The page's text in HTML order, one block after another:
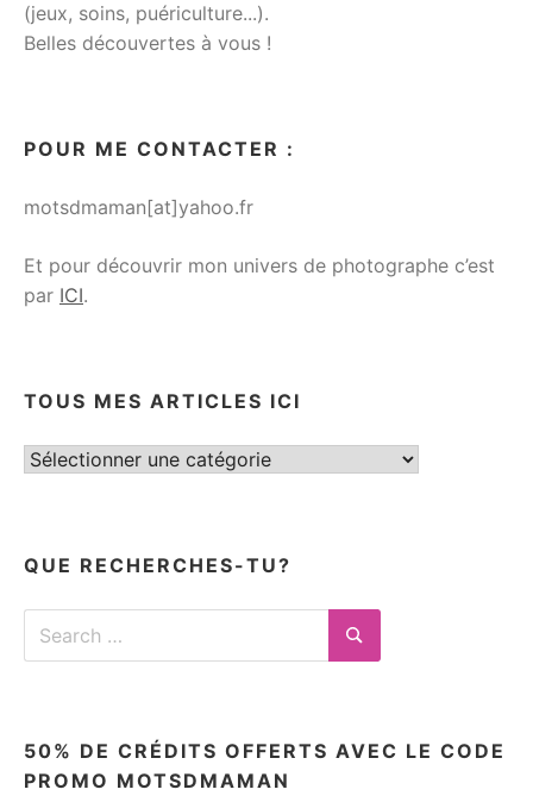
(jeux, soins, puériculture...).
Belles découvertes à vous !
POUR ME CONTACTER :
motsdmaman[at]yahoo.fr
Et pour découvrir mon univers de photographe c’est
par ICI.
TOUS MES ARTICLES ICI
Tous
QUE RECHERCHES-TU?
Search
Search
50% DE CRÉDITS OFFERTS AVEC LE CODE
PROMO MOTSDMAMAN